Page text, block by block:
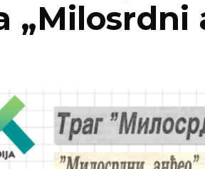
„Milosrdni